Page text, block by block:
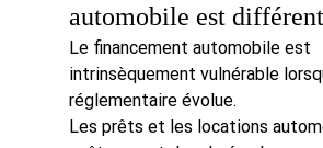
automobile est différent
Le financement automobile est
intrinsèquement vulnérable
réglementaire évolue.
Les prêts et les locations